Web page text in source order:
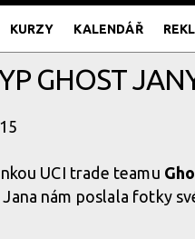
KURZY KALENDÁŘ
GHOST
UCI trade teamu
Jana nám poslala fotky